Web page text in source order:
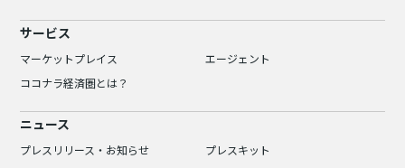
サービス
マーケットプレイス
エージェント
ココナラ経済圏とは？
ニュース
プレスリリース・お知らせ プレスキット